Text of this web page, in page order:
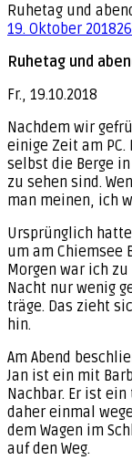
Ruhetag und
19. Oktober 2018
Ruhetag und
Fr., 19.10.2018
Nachdem wir
einige Zeit am
selbst die Berge
zu sehen sind.
man meinen, ich
Ursprünglich
um am Chiemsee
Morgen war ich
Nacht nur wenig
träge. Das zieht
hin.
Am Abend
Jan ist ein mit
Nachbar. Er ist
daher einmal
dem Wagen im
auf den Weg.